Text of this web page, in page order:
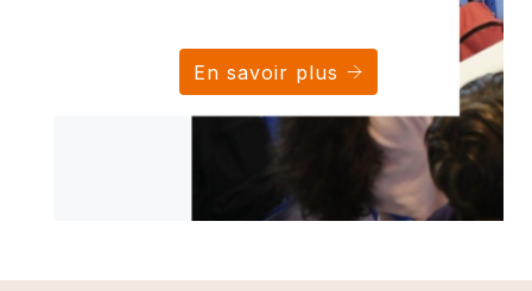
En savoir plus